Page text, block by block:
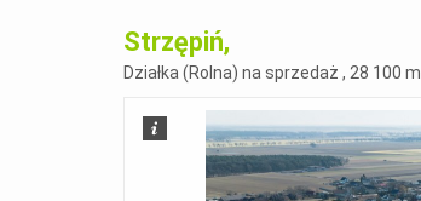
Strzępiń,
Działka (Rolna) na sprzedaż , 28 100 m